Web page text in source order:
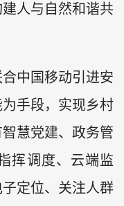
人与自然和谐共
中国移动引进安
手段，实现乡村
慧党建、政务管
挥调度、云端监
定位、关注人群